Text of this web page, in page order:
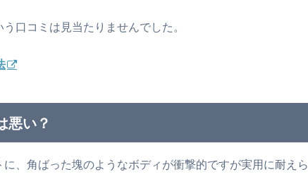
口コミは見当たりませんでした。
悪い？
、角ばった塊のようなボディが衝撃的ですが実用に耐えら